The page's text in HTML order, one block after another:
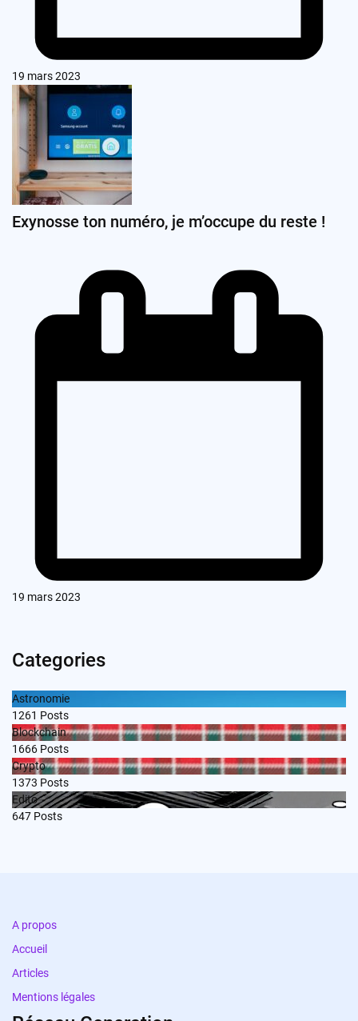
19 mars 2023
Exynosse ton numéro, je m’occupe du reste !
19 mars 2023
Categories
Astronomie
1261 Posts
Blockchain
1666 Posts
Crypto
1373 Posts
Edito
647 Posts
A propos
Accueil
Articles
Mentions légales